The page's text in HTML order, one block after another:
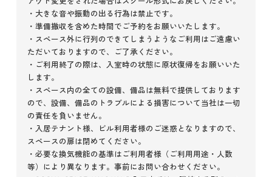
・大きな音や振動の出る行為は禁止です。
・準備撤収を含めた時間でご予約をお願いいたします。
・スペース外に行列のできてしまうようなご利用はご遠慮い
ただいておりますので、ご了承ください。
・ご利用終了の際は、入室時の状態に原状復帰をお願いいた
します。
・スペース内の全ての設備、備品は無料で提供しております
ので、設備、備品のトラブルによる損害について当社は一切
の責任を負いません。
・入居テナント様、ビル利用者様のご迷惑となりますので、
スペースの扉は閉めてください。
・必要な換気機能の基準はご利用者様（ご利用用途・人数
等）により異なります。事前にお問い合わせください。